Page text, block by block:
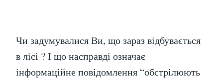
Чи задумувалися Ви, що зараз відбувається
в лісі ? І що насправді означає
інформаційне повідомлення “обстрілюють